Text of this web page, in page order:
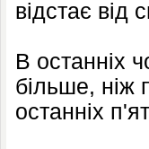
відстає від
В останніх
більше, ніж
останніх